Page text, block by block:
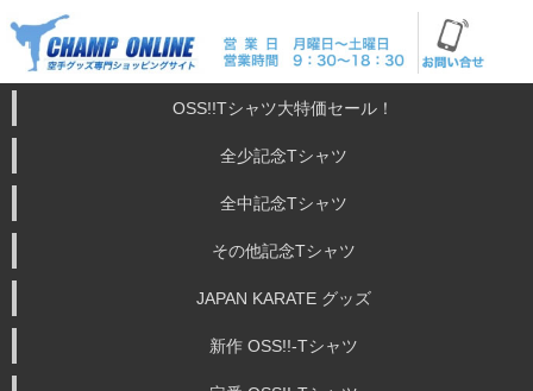
OSS!!Tシャツ大特価セール！
全少記念Tシャツ
全中記念Tシャツ
その他記念Tシャツ
JAPAN KARATE グッズ
新作 OSS!!-Tシャツ